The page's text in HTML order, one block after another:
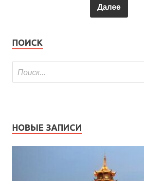
Далее
ПОИСК
НОВЫЕ ЗАПИСИ